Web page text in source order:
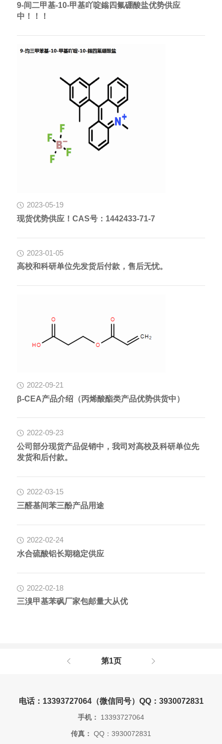
9-间二甲基-10-甲基吖啶鎓四氟硼酸盐优势供应
中！！！
2023-05-19
现货优势供应！CAS号：1442433-71-7
2023-01-05
高校和科研单位先发货后付款，售后无忧。
2022-09-21
β-CEA产品介绍（丙烯酸酯类产品优势供货中）
2022-09-23
公司部分现货产品促销中，我司对高校及科研单位先
发货和后付款。
2022-03-15
三醛基间苯三酚产品用途
2022-02-24
水合硫酸铝长期稳定供应
2022-02-18
三溴甲基苯砜厂家包邮量大从优
第1页
电话：13393727064（微信同号）QQ：3930072831
手机： 13393727064
传真： QQ：3930072831